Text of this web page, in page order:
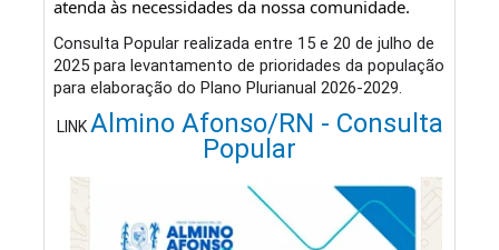
atenda às necessidades da nossa comunidade.
Consulta Popular realizada entre 15 e 20 de julho de
2025 para levantamento de prioridades da população
para elaboração do Plano Plurianual 2026-2029.
LINKAlmino Afonso/RN - Consulta
Popular